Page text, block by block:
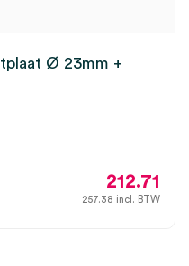
Ø 23mm +
212.71
257.38 incl. BTW